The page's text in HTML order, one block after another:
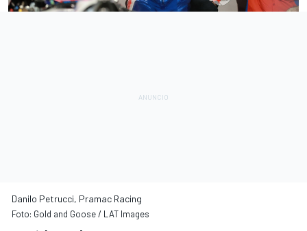
Danilo Petrucci, Pramac Racing
Foto: Gold and Goose / LAT Images